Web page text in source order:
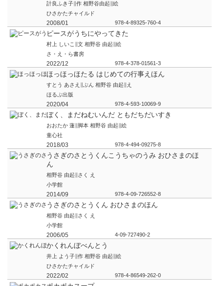
計良ふき子∥作 相野谷由起∥絵
ひさかたチャイルド
2008/01 978-4-89325-760-4
ピースがうちにやってきた
村上 しいこ∥文 相野谷 由起∥絵
さ・え・ら書房
2022/12 978-4-378-01561-3
ほっほっほたる はじめての行事えほん
すとう あさえ∥ぶん 相野谷 由起∥え
ほるぷ出版
2020/04 978-4-593-10069-9
ぼく、まだねむいんだ ともだちだいすき
おおたか 蓮∥脚本 相野谷 由起∥絵
童心社
2018/03 978-4-494-09275-8
うさぎのさとうくんこうちゃのうみ おひさまのほ
ん
相野谷 由起∥さく え
小学館
2014/09 978-4-09-726552-8
うさぎのさとうくん おひさまのほん
相野谷 由起∥さく え
小学館
2006/05 4-09-727490-2
かくれんぼべんとう
井上 よう子∥作 相野谷 由起∥絵
ひさかたチャイルド
2022/02 978-4-86549-262-0